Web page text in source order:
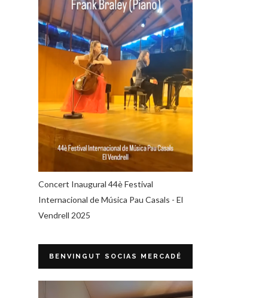
Concert Inaugural 44è Festival
Internacional de Música Pau Casals - El
Vendrell 2025
BENVINGUT SOCIAS MERCADÉ